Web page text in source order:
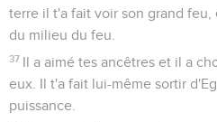
terre il t'a fait voir son grand feu,
du milieu du feu.
37 Il a aimé tes ancêtres et il a
eux. Il t'a fait lui-même sortir
puissance.